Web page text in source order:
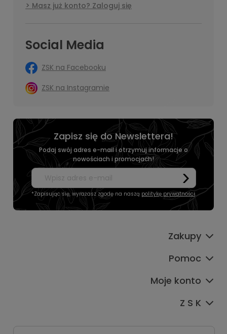
Masz już konto? Zaloguj się
Social Media
ZSK na Facebooku
ZSK na Instagramie
Zapisz się do Newslettera!
Podaj swój adres e-mail i otrzymuj informacje o
nowościach i promocjach!
*Zapisując się, wyrażasz zgodę na naszą politykę prywatności.
Zakupy
Pomoc
Moje konto
Z S K